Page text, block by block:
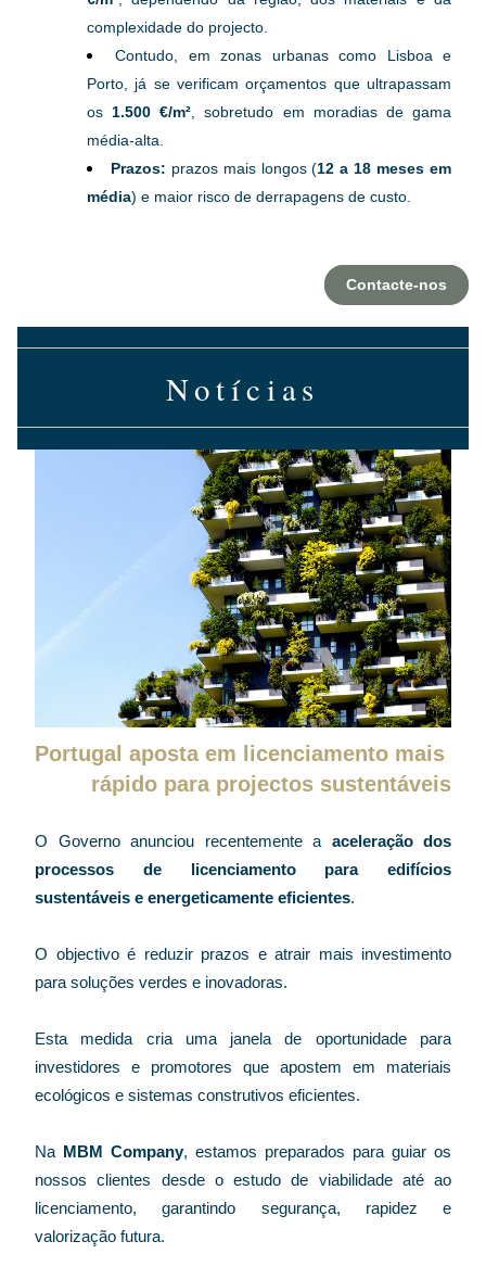
complexidade do projecto.
Contudo, em zonas urbanas como Lisboa e
Porto, já se verificam orçamentos que ultrapassam
os 1.500 €/m² , sobretudo em moradias de gama
média-alta.
Prazos: prazos mais longos (12 a 18 meses em
média) e maior risco de derrapagens de custo.
Contacte-nos
Notícias
Portugal aposta em licenciamento mais
rápido para projectos sustentáveis
O Governo anunciou recentemente a aceleração dos
processos de licenciamento para edifícios
sustentáveis e energeticamente eficientes.
O objectivo é reduzir prazos e atrair mais investimento
para soluções verdes e inovadoras.
Esta medida cria uma janela de oportunidade para
investidores e promotores que apostem em materiais
ecológicos e sistemas construtivos eficientes.
Na MBM Company, estamos preparados para guiar os
nossos clientes desde o estudo de viabilidade até ao
licenciamento, garantindo segurança, rapidez e
valorização futura.